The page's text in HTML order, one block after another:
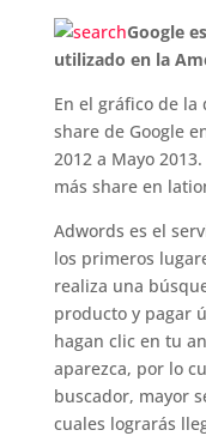
Google
utilizado en la
En el gráfico de
share de Google
2012 a Mayo
más share en
Adwords es el
los primeros
realiza una
producto y pagar
hagan clic en tu
aparezca, por lo
buscador, mayor
cuales lograrás